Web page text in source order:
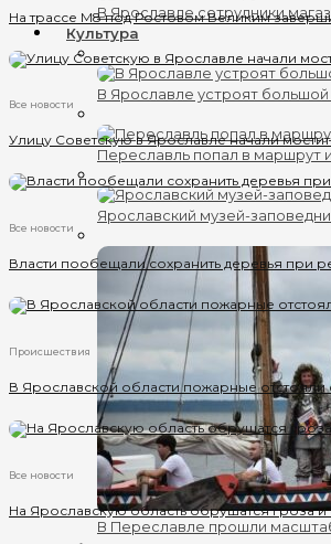
В Ярославле сотрудники
Культура
В Ярославле устроят
Переславль попал в маршрут
Ярославский музей-
В Переславле прошли
На трассе М8 под Ростовом Великим
Все новости
Улицу Советскую в Ярославле начали
Все новости
Власти пообещали сохранить деревья при
Происшествия
В Ярославской области пожарные
Все новости
На Ярославскую область обрушатся гроза и